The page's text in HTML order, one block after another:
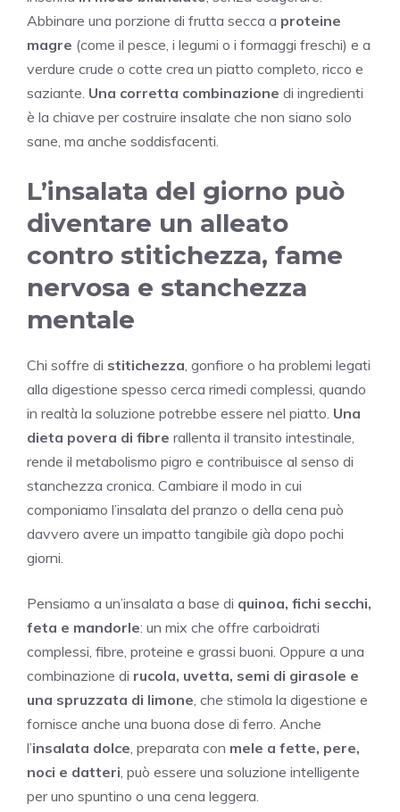
Abbinare una porzione di frutta secca a proteine
magre (come il pesce, i legumi o i formaggi freschi) e a
verdure crude o cotte crea un piatto completo, ricco e
saziante. Una corretta combinazione di ingredienti
è la chiave per costruire insalate che non siano solo
sane, ma anche soddisfacenti.
L’insalata del giorno può
diventare un alleato
contro stitichezza, fame
nervosa e stanchezza
mentale
Chi soffre di stitichezza, gonfiore o ha problemi legati
alla digestione spesso cerca rimedi complessi, quando
in realtà la soluzione potrebbe essere nel piatto. Una
dieta povera di fibre rallenta il transito intestinale,
rende il metabolismo pigro e contribuisce al senso di
stanchezza cronica. Cambiare il modo in cui
componiamo l’insalata del pranzo o della cena può
davvero avere un impatto tangibile già dopo pochi
giorni.
Pensiamo a un’insalata a base di quinoa, fichi secchi,
feta e mandorle: un mix che offre carboidrati
complessi, fibre, proteine e grassi buoni. Oppure a una
combinazione di rucola, uvetta, semi di girasole e
una spruzzata di limone, che stimola la digestione e
fornisce anche una buona dose di ferro. Anche
l’insalata dolce, preparata con mele a fette, pere,
noci e datteri, può essere una soluzione intelligente
per uno spuntino o una cena leggera.